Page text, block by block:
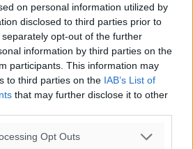
on personal information utilized by
disclosed to third parties prior to
opt-out of the further
information by third parties on the
participants. This information may
to third parties on the IAB’s List of
that may further disclose it to other
Opt Outs